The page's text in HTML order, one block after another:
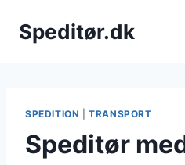
Speditør.dk
SPEDITION |TRANSPORT
Speditør